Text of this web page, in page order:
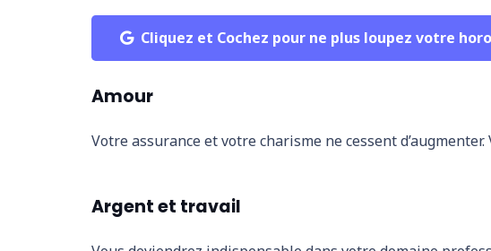
Cliquez et Cochez pour ne plus loupez votre
Amour
Votre assurance et votre charisme ne cessent
Argent et travail